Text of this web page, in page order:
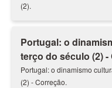
(2).
Portugal: o
terço do século (2) -
Portugal: o dinamismo
(2) - Correção.